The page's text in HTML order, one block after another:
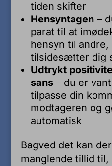
tiden skifter
Hensyntagen–
parat til at
hensyn til andre,
tilsidesætter dig
Udtrykt
sans– du er
tilpasse din
modtageren og
automatisk
Bagved det kan
manglende tillid til,